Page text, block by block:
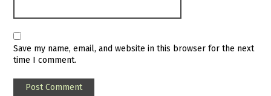
Save my name, email, and website in this browser for the next
time I comment.